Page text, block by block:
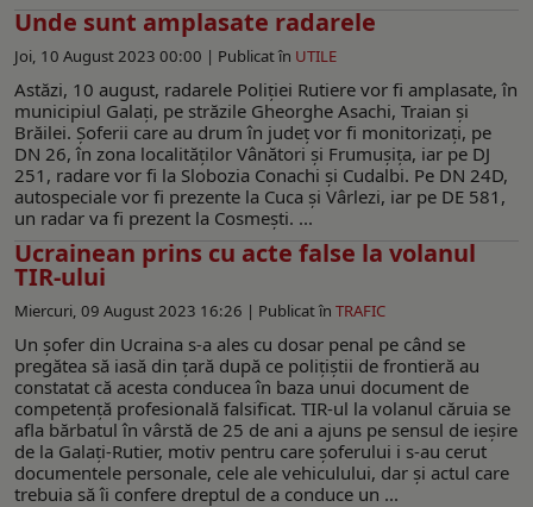
Unde sunt amplasate radarele
Joi, 10 August 2023 00:00 | Publicat în UTILE
Astăzi, 10 august, radarele Poliției Rutiere vor fi amplasate, în
municipiul Galați, pe străzile Gheorghe Asachi, Traian și
Brăilei. Șoferii care au drum în județ vor fi monitorizați, pe
DN 26, în zona localităților Vânători și Frumușița, iar pe DJ
251, radare vor fi la Slobozia Conachi și Cudalbi. Pe DN 24D,
autospeciale vor fi prezente la Cuca și Vârlezi, iar pe DE 581,
un radar va fi prezent la Cosmești. ...
Ucrainean prins cu acte false la volanul
TIR-ului
Miercuri, 09 August 2023 16:26 | Publicat în TRAFIC
Un șofer din Ucraina s-a ales cu dosar penal pe când se
pregătea să iasă din țară după ce polițiștii de frontieră au
constatat că acesta conducea în baza unui document de
competență profesională falsificat. TIR-ul la volanul căruia se
afla bărbatul în vârstă de 25 de ani a ajuns pe sensul de ieșire
de la Galați-Rutier, motiv pentru care șoferului i s-au cerut
documentele personale, cele ale vehiculului, dar și actul care
trebuia să îi confere dreptul de a conduce un ...